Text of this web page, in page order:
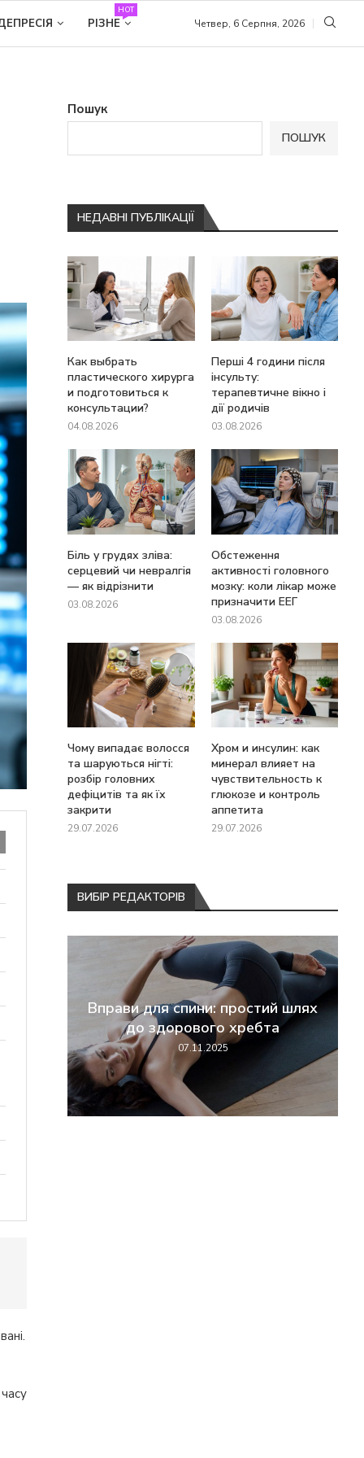
РІЗНЕ
HOT
Четвер, 6 Серпня, 2026
Пошук
ПОШУК
НЕДАВНІ ПУБЛІКАЦІЇ
Как выбрать
пластического хирурга
и подготовиться к
консультации?
04.08.2026
Перші 4 години після
інсульту:
терапевтичне вікно і
дії родичів
03.08.2026
Біль у грудях зліва:
серцевий чи невралгія
— як відрізнити
03.08.2026
Обстеження
активності головного
мозку: коли лікар може
призначити ЕЕГ
03.08.2026
Чому випадає волосся
та шаруються нігті:
розбір головних
дефіцитів та як їх
закрити
29.07.2026
Хром и инсулин: как
минерал влияет на
чувствительность к
глюкозе и контроль
аппетита
29.07.2026
ВИБІР РЕДАКТОРІВ
Вправи для спини: простий шлях
до здорового хребта
07.11.2025